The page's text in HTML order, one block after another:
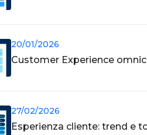
20/01/2026
Customer Experience
27/02/2026
Esperienza cliente: trend e